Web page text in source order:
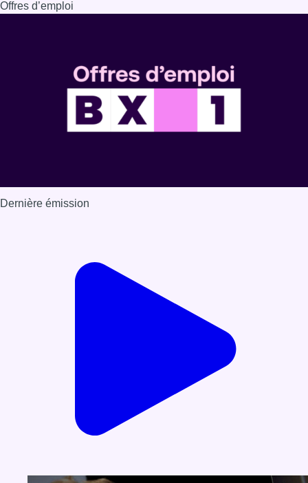
Offres d’emploi
Dernière émission